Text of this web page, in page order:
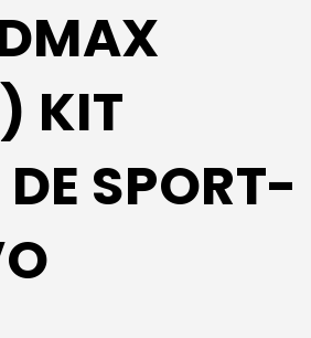
KIT
SPORT-